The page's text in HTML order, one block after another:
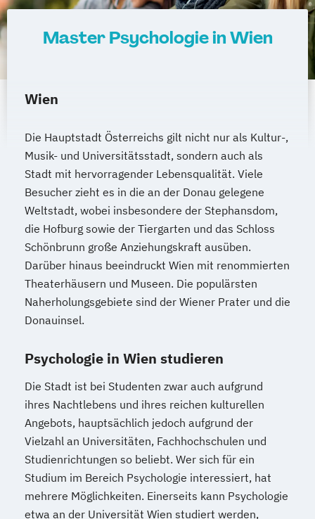
Master Psychologie in Wien
Wien
Die Hauptstadt Österreichs gilt nicht nur als Kultur-,
Musik- und Universitätsstadt, sondern auch als
Stadt mit hervorragender Lebensqualität. Viele
Besucher zieht es in die an der Donau gelegene
Weltstadt, wobei insbesondere der Stephansdom,
die Hofburg sowie der Tiergarten und das Schloss
Schönbrunn große Anziehungskraft ausüben.
Darüber hinaus beeindruckt Wien mit renommierten
Theaterhäusern und Museen. Die populärsten
Naherholungsgebiete sind der Wiener Prater und die
Donauinsel.
Psychologie in Wien studieren
Die Stadt ist bei Studenten zwar auch aufgrund
ihres Nachtlebens und ihres reichen kulturellen
Angebots, hauptsächlich jedoch aufgrund der
Vielzahl an Universitäten, Fachhochschulen und
Studienrichtungen so beliebt. Wer sich für ein
Studium im Bereich Psychologie interessiert, hat
mehrere Möglichkeiten. Einerseits kann Psychologie
etwa an der Universität Wien studiert werden,